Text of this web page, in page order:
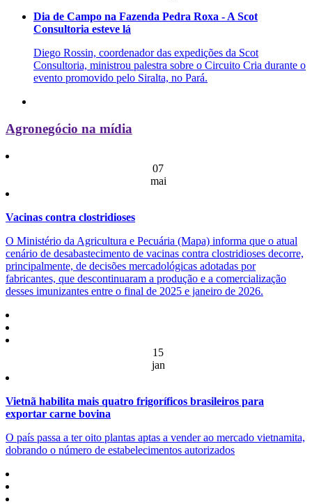
Dia de Campo na Fazenda Pedra Roxa - A Scot
Consultoria esteve lá
Diego Rossin, coordenador das expedições da Scot
Consultoria, ministrou palestra sobre o Circuito Cria durante o
evento promovido pelo Siralta, no Pará.
Agronegócio na mídia
07
mai
Vacinas contra clostridioses
O Ministério da Agricultura e Pecuária (Mapa) informa que o atual
cenário de desabastecimento de vacinas contra clostridioses decorre,
principalmente, de decisões mercadológicas adotadas por
fabricantes, que descontinuaram a produção e a comercialização
desses imunizantes entre o final de 2025 e janeiro de 2026.
15
jan
Vietnã habilita mais quatro frigoríficos brasileiros para
exportar carne bovina
O país passa a ter oito plantas aptas a vender ao mercado vietnamita,
dobrando o número de estabelecimentos autorizados